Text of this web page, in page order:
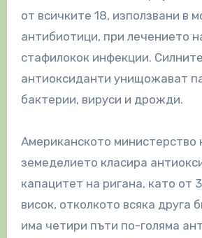
от всичките 18, използвани в
антибиотици, при лечението
стафилокок инфекции.
антиоксиданти унищожават
бактерии, вируси и дрожди.
Американското министерство
земеделието класира
капацитет на ригана, като от
висок, отколкото всяка друга
има четири пъти по-голяма